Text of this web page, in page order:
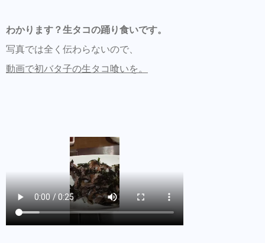
わかります？生タコの踊り食いです。
写真では全く伝わらないので、
動画で初バタ子の生タコ喰いを。